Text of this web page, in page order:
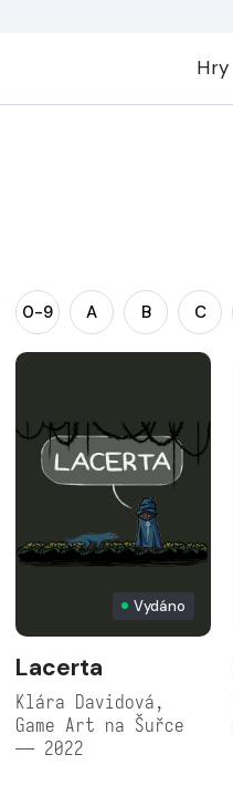
Hry
0-9 A B C
Vydáno
Lacerta
Klára Davidová,
Game Art na Šuřce
— 2022